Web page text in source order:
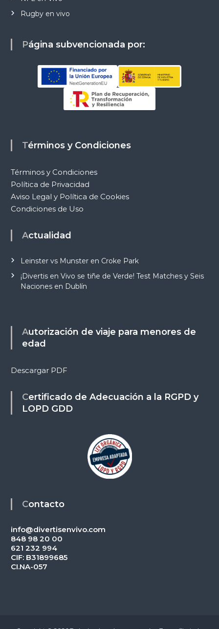
Rugby en vivo
Página subvencionada por:
Términos y Condiciones
Términos y Condiciones
Política de Privacidad
Aviso Legal y Política de Cookies
Condiciones de Uso
Actualidad
Leinster vs Munster en Croke Park
¡Divertis en Vivo se tiñe de Verde! Test Matches y Seis
Naciones en Dublín
Autorización de viaje para menores de
edad
Descargar PDF
Certificado de Adecuación a la RGPD y
LOPD GDD
Contacto
info@divertisenvivo.com
848 98 20 00
621 232 994
CIF: B31899685
CI.NA-057